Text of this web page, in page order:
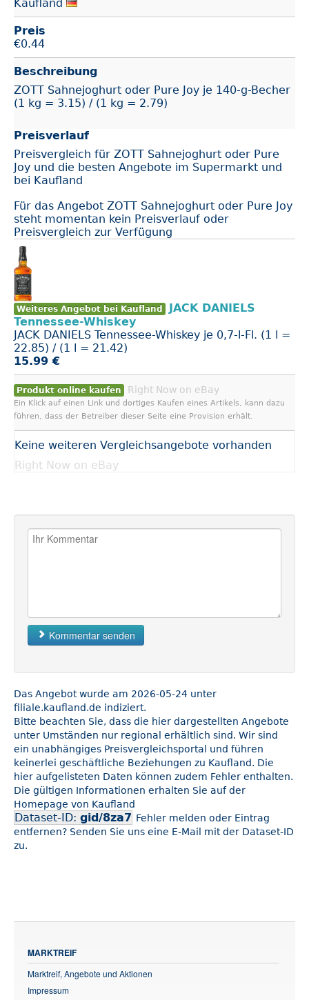
Kaufland
Preis
€0.44
Beschreibung
ZOTT Sahnejoghurt oder Pure Joy je 140-g-Becher
(1 kg = 3.15) / (1 kg = 2.79)
Preisverlauf
Preisvergleich für ZOTT Sahnejoghurt oder Pure
Joy und die besten Angebote im Supermarkt und
bei Kaufland
Für das Angebot ZOTT Sahnejoghurt oder Pure Joy
steht momentan kein Preisverlauf oder
Preisvergleich zur Verfügung
Weiteres Angebot bei Kaufland
JACK DANIELS
Tennessee-Whiskey
JACK DANIELS Tennessee-Whiskey je 0,7-l-Fl. (1 l =
22.85) / (1 l = 21.42)
15.99 €
Produkt online kaufen Right Now on eBay
Ein Klick auf einen Link und dortiges Kaufen eines Artikels, kann dazu
führen, dass der Betreiber dieser Seite eine Provision erhält.
Keine weiteren Vergleichsangebote vorhanden
Right Now on eBay
Kommentar senden
Das Angebot wurde am 2026-05-24 unter
filiale.kaufland.de indiziert.
Bitte beachten Sie, dass die hier dargestellten Angebote
unter Umständen nur regional erhältlich sind. Wir sind
ein unabhängiges Preisvergleichsportal und führen
keinerlei geschäftliche Beziehungen zu Kaufland. Die
hier aufgelisteten Daten können zudem Fehler enthalten.
Die gültigen Informationen erhalten Sie auf der
Homepage von Kaufland
Dataset-ID: gid/8za7 Fehler melden oder Eintrag
entfernen? Senden Sie uns eine E-Mail mit der Dataset-ID
zu.
MARKTREIF
Marktreif, Angebote und Aktionen
Impressum